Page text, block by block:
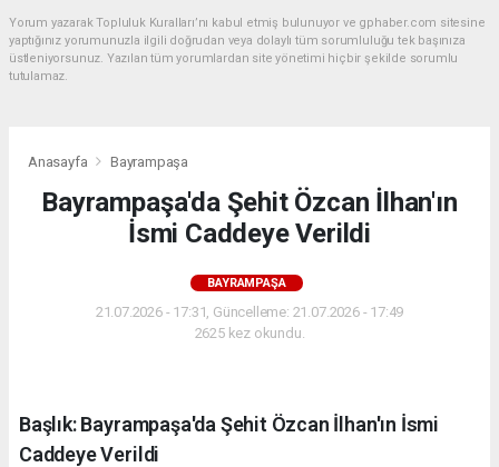
Yorum yazarak Topluluk Kuralları’nı kabul etmiş bulunuyor ve gphaber.com sitesine
yaptığınız yorumunuzla ilgili doğrudan veya dolaylı tüm sorumluluğu tek başınıza
üstleniyorsunuz. Yazılan tüm yorumlardan site yönetimi hiçbir şekilde sorumlu
tutulamaz.
Anasayfa Bayrampaşa
Bayrampaşa'da Şehit Özcan İlhan'ın
İsmi Caddeye Verildi
BAYRAMPAŞA
21.07.2026 - 17:31, Güncelleme: 21.07.2026 - 17:49
2625 kez okundu.
Başlık: Bayrampaşa'da Şehit Özcan İlhan'ın İsmi
Caddeye Verildi